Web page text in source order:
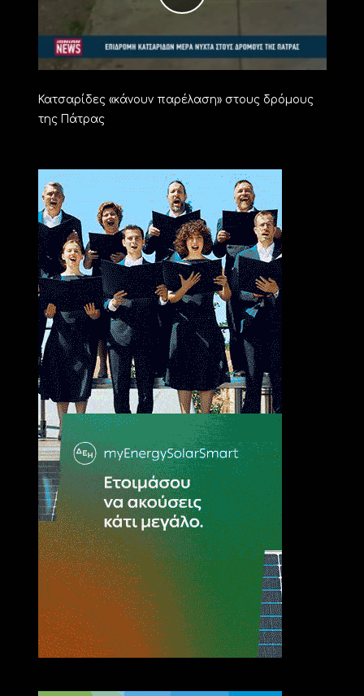
Κατσαρίδες «κάνουν παρέλαση» στους δρόμους
της Πάτρας